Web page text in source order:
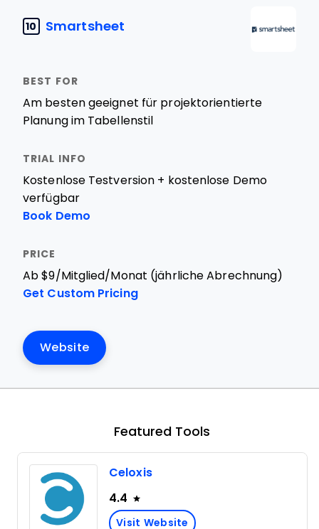
10 Smartsheet
Am besten geeignet für projektorientierte
Planung im Tabellenstil
Kostenlose Testversion + kostenlose Demo
verfügbar
Book Demo
Ab $9/Mitglied/Monat (jährliche Abrechnung)
Get Custom Pricing
Website
Featured Tools
Celoxis
4.4
Visit Website